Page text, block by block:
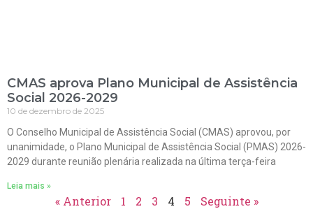
CMAS aprova Plano Municipal de Assistência
Social 2026-2029
10 de dezembro de 2025
O Conselho Municipal de Assistência Social (CMAS) aprovou, por
unanimidade, o Plano Municipal de Assistência Social (PMAS) 2026-
2029 durante reunião plenária realizada na última terça-feira
Leia mais »
« Anterior 1 2 3 4 5 Seguinte »